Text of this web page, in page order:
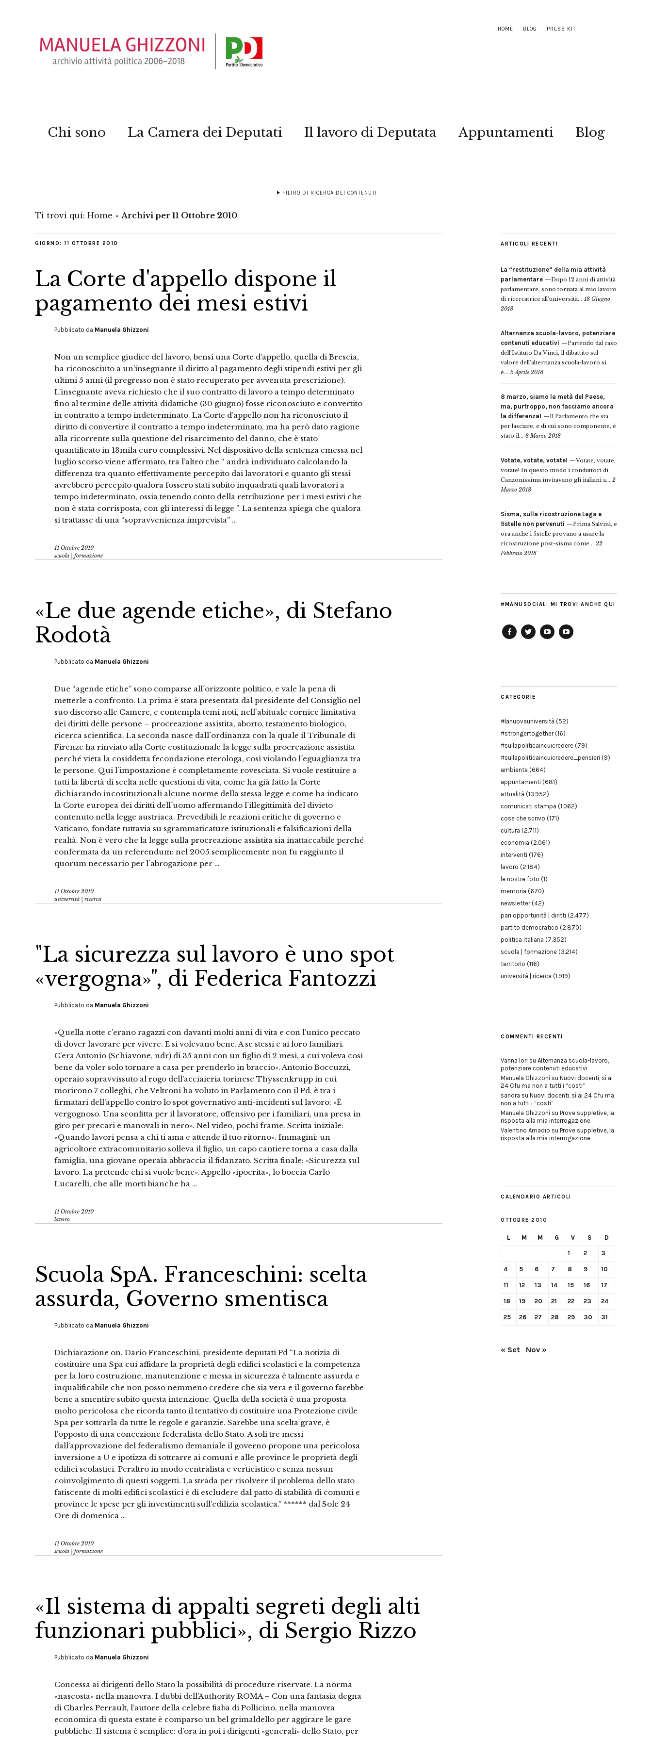
HOME BLOG PRESS KIT
Chi sono La Camera dei Deputati Il lavoro di Deputata Appuntamenti Blog
FILTRO DI RICERCA DEI CONTENUTI
Ti trovi qui: Home » Archivi per 11 Ottobre 2010
GIORNO: 11 OTTOBRE 2010
La Corte d'appello dispone il
pagamento dei mesi estivi
Pubblicato da Manuela Ghizzoni
Non un semplice giudice del lavoro, bensì una Corte d’appello, quella di Brescia,
ha riconosciuto a un’insegnante il diritto al pagamento degli stipendi estivi per gli
ultimi 5 anni (il pregresso non è stato recuperato per avvenuta prescrizione).
L’insegnante aveva richiesto che il suo contratto di lavoro a tempo determinato
fino al termine delle attività didattiche (30 giugno) fosse riconosciuto e convertito
in contratto a tempo indeterminato. La Corte d’appello non ha riconosciuto il
diritto di convertire il contratto a tempo indeterminato, ma ha però dato ragione
alla ricorrente sulla questione del risarcimento del danno, che è stato
quantificato in 13mila euro complessivi. Nel dispositivo della sentenza emessa nel
luglio scorso viene affermato, tra l’altro che “ andrà individuato calcolando la
differenza tra quanto effettivamente percepito dai lavoratori e quanto gli stessi
avrebbero percepito qualora fossero stati subito inquadrati quali lavoratori a
tempo indeterminato, ossia tenendo conto della retribuzione per i mesi estivi che
non è stata corrisposta, con gli interessi di legge ”. La sentenza spiega che qualora
si trattasse di una “sopravvenienza imprevista” …
11 Ottobre 2010
scuola | formazione
«Le due agende etiche», di Stefano
Rodotà
Pubblicato da Manuela Ghizzoni
Due “agende etiche” sono comparse all´orizzonte politico, e vale la pena di
metterle a confronto. La prima è stata presentata dal presidente del Consiglio nel
suo discorso alle Camere, e contempla temi noti, nell´abituale cornice limitativa
dei diritti delle persone – procreazione assistita, aborto, testamento biologico,
ricerca scientifica. La seconda nasce dall´ordinanza con la quale il Tribunale di
Firenze ha rinviato alla Corte costituzionale la legge sulla procreazione assistita
perché vieta la cosiddetta fecondazione eterologa, così violando l´eguaglianza tra
le persone. Qui l´impostazione è completamente rovesciata. Si vuole restituire a
tutti la libertà di scelta nelle questioni di vita, come ha già fatto la Corte
dichiarando incostituzionali alcune norme della stessa legge e come ha indicato
la Corte europea dei diritti dell´uomo affermando l´illegittimità del divieto
contenuto nella legge austriaca. Prevedibili le reazioni critiche di governo e
Vaticano, fondate tuttavia su sgrammaticature istituzionali e falsificazioni della
realtà. Non è vero che la legge sulla procreazione assistita sia inattaccabile perché
confermata da un referendum: nel 2005 semplicemente non fu raggiunto il
quorum necessario per l´abrogazione per …
11 Ottobre 2010
università | ricerca
"La sicurezza sul lavoro è uno spot
«vergogna»", di Federica Fantozzi
Pubblicato da Manuela Ghizzoni
«Quella notte c’erano ragazzi con davanti molti anni di vita e con l’unico peccato
di dover lavorare per vivere. E si volevano bene. A se stessi e ai loro familiari.
C’era Antonio (Schiavone, ndr) di 35 anni con un figlio di 2 mesi, a cui voleva così
bene da voler solo tornare a casa per prenderlo in braccio». Antonio Boccuzzi,
operaio sopravvissuto al rogo dell’acciaieria torinese Thyssenkrupp in cui
morirono 7 colleghi, che Veltroni ha voluto in Parlamento con il Pd, è tra i
firmatari dell’appello contro lo spot governativo anti-incidenti sul lavoro: «È
vergognoso. Una sconfitta per il lavoratore, offensivo per i familiari, una presa in
giro per precari e manovali in nero». Nel video, pochi frame. Scritta iniziale:
«Quando lavori pensa a chi ti ama e attende il tuo ritorno». Immagini: un
agricoltore extracomunitario solleva il figlio, un capo cantiere torna a casa dalla
famiglia, una giovane operaia abbraccia il fidanzato. Scritta finale: «Sicurezza sul
lavoro. La pretende chi si vuole bene». Appello «ipocrita», lo boccia Carlo
Lucarelli, che alle morti bianche ha …
11 Ottobre 2010
lavoro
Scuola SpA. Franceschini: scelta
assurda, Governo smentisca
Pubblicato da Manuela Ghizzoni
Dichiarazione on. Dario Franceschini, presidente deputati Pd “La notizia di
costituire una Spa cui affidare la proprietà degli edifici scolastici e la competenza
per la loro costruzione, manutenzione e messa in sicurezza è talmente assurda e
inqualificabile che non posso nemmeno credere che sia vera e il governo farebbe
bene a smentire subito questa intenzione. Quella della società è una proposta
molto pericolosa che ricorda tanto il tentativo di costituire una Protezione civile
Spa per sottrarla da tutte le regole e garanzie. Sarebbe una scelta grave, è
l’opposto di una concezione federalista dello Stato. A soli tre messi
dall’approvazione del federalismo demaniale il governo propone una pericolosa
inversione a U e ipotizza di sottrarre ai comuni e alle province le proprietà degli
edifici scolastici. Peraltro in modo centralista e verticistico e senza nessun
coinvolgimento di questi soggetti. La strada per risolvere il problema dello stato
fatiscente di molti edifici scolastici è di escludere dal patto di stabilità di comuni e
province le spese per gli investimenti sull’edilizia scolastica.” ****** dal Sole 24
Ore di domenica …
11 Ottobre 2010
scuola | formazione
«Il sistema di appalti segreti degli alti
funzionari pubblici», di Sergio Rizzo
Pubblicato da Manuela Ghizzoni
Concessa ai dirigenti dello Stato la possibilità di procedure riservate. La norma
«nascosta» nella manovra. I dubbi dell’Authority ROMA – Con una fantasia degna
di Charles Perrault, l’autore della celebre fiaba di Pollicino, nella manovra
economica di questa estate è comparso un bel grimaldello per aggirare le gare
pubbliche. Il sistema è semplice: d’ora in poi i dirigenti «generali» dello Stato, per
ARTICOLI RECENTI
La “restituzione” della mia attività
parlamentare
Dopo 12 anni di attività
parlamentare, sono tornata al mio lavoro
di ricercatrice all’università... 18 Giugno
2018
Alternanza scuola-lavoro, potenziare
contenuti educativi
Partendo dal caso
dell’Istituto Da Vinci, il dibattito sul
valore dell’alternanza scuola-lavoro si
è... 5 Aprile 2018
8 marzo, siamo la metà del Paese,
ma, purtroppo, non facciamo ancora
la differenza!
Il Parlamento che sta
per lasciare, e di cui sono componente, è
stato il... 8 Marzo 2018
Votate, votate, votate!
Votate, votate,
votate! In questo modo i conduttori di
Canzonissima invitavano gli italiani a... 2
Marzo 2018
Sisma, sulla ricostruzione Lega e
5stelle non pervenuti
Prima Salvini, e
ora anche i 5stelle provano a usare la
ricostruzione post-sisma come... 22
Febbraio 2018
#MANUSOCIAL: MI TROVI ANCHE QUI
CATEGORIE
#lanuovauniversità (52)
#strongertogether(16)
#sullapoliticaincuicredere (79)
#sullapoliticaincuicredere_pensieri (9)
ambiente (664)
appuntamenti (681)
attualità (13.952)
comunicati stampa (1.062)
cose che scrivo (171)
cultura (2.711)
economia (2.061)
interventi (176)
lavoro (2.184)
le nostre foto (1)
memoria (670)
newsletter(42)
pari opportunità | diritti (2.477)
partito democratico (2.870)
politica italiana (7.352)
scuola | formazione (3.214)
territorio (116)
università | ricerca (1.919)
COMMENTI RECENTI
Vanna Iori su Alternanza scuola-lavoro,
potenziare contenuti educativi
Manuela Ghizzoni su Nuovi docenti, sì ai
24 Cfu ma non a tutti i “costi”
sandra su Nuovi docenti, sì ai 24 Cfu ma
non a tutti i “costi”
Manuela Ghizzoni su Prove suppletive, la
risposta alla mia interrogazione
Valentino Amadio su Prove suppletive, la
risposta alla mia interrogazione
CALENDARIO ARTICOLI
OTTOBRE 2010
L M M G V S D
1 2 3
4 5 6 7 8 9 10
11 12 13 14 15 16 17
18 19 20 21 22 23 24
25 26 27 28 29 30 31
« Set Nov »